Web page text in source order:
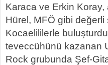
Karaca ve Erkin Koray,
Hürel, MFÖ gibi değerli
Kocaelililerle
teveccühünü kazanan
Rock grubunda Şef-